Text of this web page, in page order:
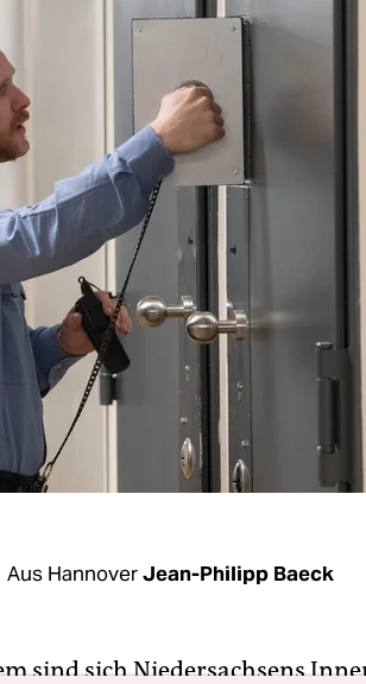
Aus HannoverJean-Philipp Baeck
sind sich Niedersachsens